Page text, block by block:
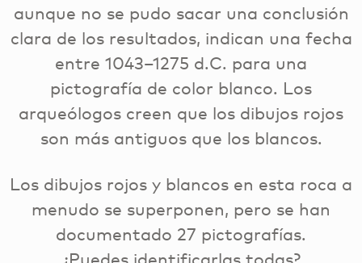
aunque no se pudo sacar una conclusión
clara de los resultados, indican una fecha
entre 1043–1275 d.C. para una
pictografía de color blanco. Los
arqueólogos creen que los dibujos rojos
son más antiguos que los blancos.
Los dibujos rojos y blancos en esta roca a
menudo se superponen, pero se han
documentado 27 pictografías.